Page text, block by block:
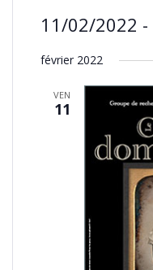
11/02/2022 -
une
février 2022
VEN
11